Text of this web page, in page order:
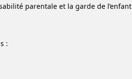
parentale et la garde de l’enfant
: